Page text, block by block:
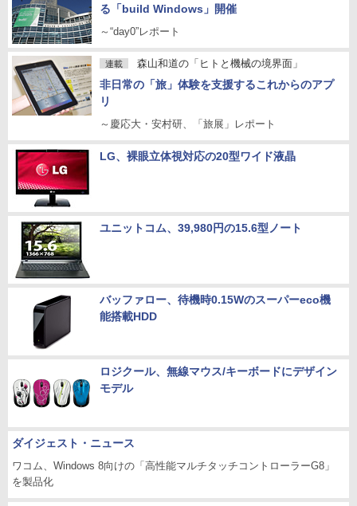
る「build Windows」開催
～“day0”レポート
連載 森山和道の「ヒトと機械の境界面」
非日常の「旅」体験を支援するこれからのアプ
リ
～慶応大・安村研、「旅展」レポート
LG、裸眼立体視対応の20型ワイド液晶
ユニットコム、39,980円の15.6型ノート
バッファロー、待機時0.15Wのスーパーeco機
能搭載HDD
ロジクール、無線マウス/キーボードにデザイン
モデル
ダイジェスト・ニュース
ワコム、Windows 8向けの「高性能マルチタッチコントローラーG8」
を製品化